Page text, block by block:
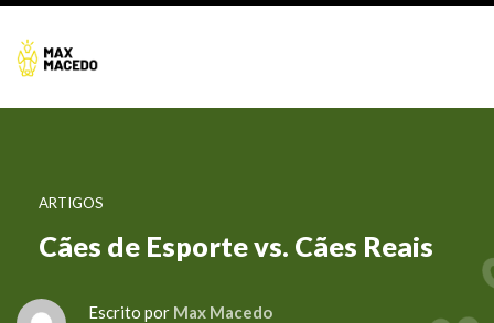
ARTIGOS
Cães de Esporte vs. Cães Reais
Escrito por Max Macedo